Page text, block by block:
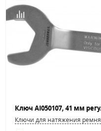
Ключи для натяжения ремня